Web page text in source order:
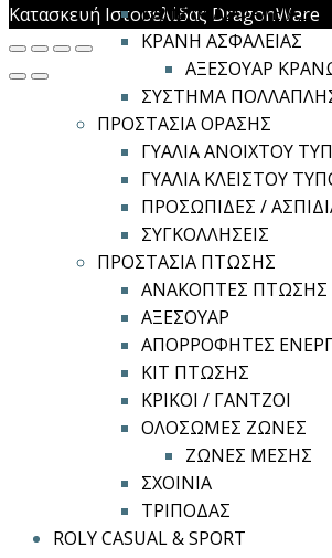
ΚΑΠΕΛΑ ΑΣΦΑΛΕΙΑΣ
ΚΡΑΝΗ ΑΣΦΑΛΕΙΑΣ
ΑΞΕΣΟΥΑΡ
ΣΥΣΤΗΜΑ
ΠΡΟΣΤΑΣΙΑ ΟΡΑΣΗΣ
ΓΥΑΛΙΑ ΑΝΟΙΧΤΟΥ
ΓΥΑΛΙΑ ΚΛΕΙΣΤΟΥ
ΠΡΟΣΩΠΙΔΕΣ /
ΣΥΓΚΟΛΛΗΣΕΙΣ
ΠΡΟΣΤΑΣΙΑ ΠΤΩΣΗΣ
ΑΝΑΚΟΠΤΕΣ ΠΤΩΣΗΣ
ΑΞΕΣΟΥΑΡ
ΑΠΟΡΡΟΦΗΤΕΣ
ΚΙΤ ΠΤΩΣΗΣ
ΚΡΙΚΟΙ / ΓΑΝΤΖΟΙ
ΟΛΟΣΩΜΕΣ ΖΩΝΕΣ
ΖΩΝΕΣ ΜΕΣΗΣ
ΣΧΟΙΝΙΑ
ΤΡΙΠΟΔΑΣ
ROLY CASUAL & SPORT
Κατασκευή Ιστοσελίδας DragonWare